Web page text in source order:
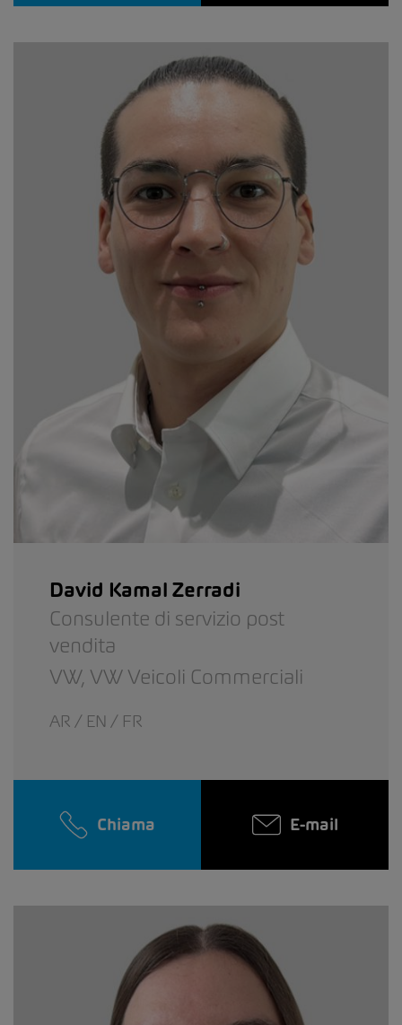
David Kamal Zerradi
Consulente di servizio post
vendita
VW, VW Veicoli Commerciali
AR / EN / FR
Chiama E-mail